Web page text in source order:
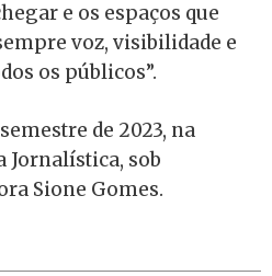
e os espaços que
voz, visibilidade e
os públicos”.
de 2023, na
Jornalística, sob
Sione Gomes.